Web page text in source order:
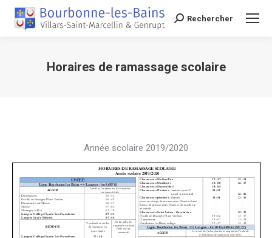
Recherche
Rechercher
Horaires de ramassage scolaire
Année scolaire 2019/2020